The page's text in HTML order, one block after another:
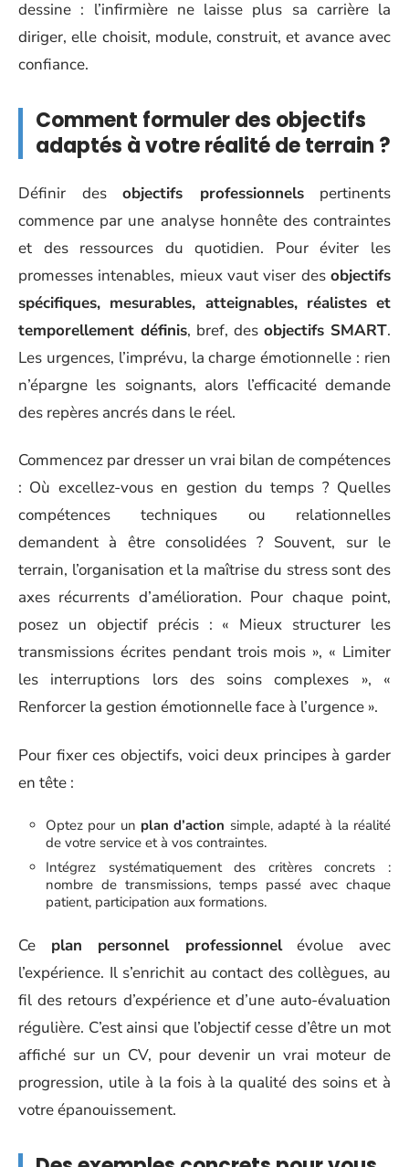
dessine : l’infirmière ne laisse plus sa carrière la
diriger, elle choisit, module, construit, et avance avec
confiance.
Comment formuler des objectifs
adaptés à votre réalité de terrain ?
Définir des objectifs professionnelspertinents
commence par une analyse honnête des contraintes
et des ressources du quotidien. Pour éviter les
promesses intenables, mieux vaut viser des objectifs
spécifiques, mesurables, atteignables, réalistes et
temporellement définis, bref, des objectifs SMART.
Les urgences, l’imprévu, la charge émotionnelle : rien
n’épargne les soignants, alors l’efficacité demande
des repères ancrés dans le réel.
Commencez par dresser un vrai bilan de compétences
: Où excellez-vous en gestion du temps ? Quelles
compétences techniques ou relationnelles
demandent à être consolidées ? Souvent, sur le
terrain, l’organisation et la maîtrise du stress sont des
axes récurrents d’amélioration. Pour chaque point,
posez un objectif précis : « Mieux structurer les
transmissions écrites pendant trois mois », « Limiter
les interruptions lors des soins complexes », «
Renforcer la gestion émotionnelle face à l’urgence ».
Pour fixer ces objectifs, voici deux principes à garder
en tête :
Optez pour un plan d’action simple, adapté à la réalité
de votre service et à vos contraintes.
Intégrez systématiquement des critères concrets :
nombre de transmissions, temps passé avec chaque
patient, participation aux formations.
Ce plan personnel professionnelévolue avec
l’expérience. Il s’enrichit au contact des collègues, au
fil des retours d’expérience et d’une auto-évaluation
régulière. C’est ainsi que l’objectif cesse d’être un mot
affiché sur un CV, pour devenir un vrai moteur de
progression, utile à la fois à la qualité des soins et à
votre épanouissement.